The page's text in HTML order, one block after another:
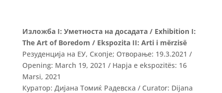
Изложба I: Уметноста на досадата / Exhibition I:
The Art of Boredom / Ekspozita II: Arti i mërzisë
Резуденција на ЕУ, Скопје; Отворање: 19.3.2021 /
Opening: March 19, 2021 / Hapja e ekspozitës: 16
Marsi, 2021
Куратор: Дијана Томиќ Радевска / Curator: Dijana